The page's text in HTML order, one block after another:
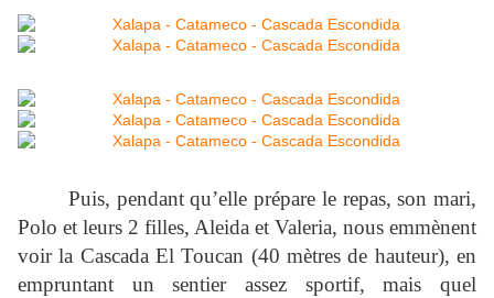
Puis, pendant qu’elle prépare le repas, son mari,
Polo et leurs 2 filles, Aleida et Valeria, nous emmènent
voir la Cascada El Toucan (40 mètres de hauteur), en
empruntant un sentier assez sportif, mais quel